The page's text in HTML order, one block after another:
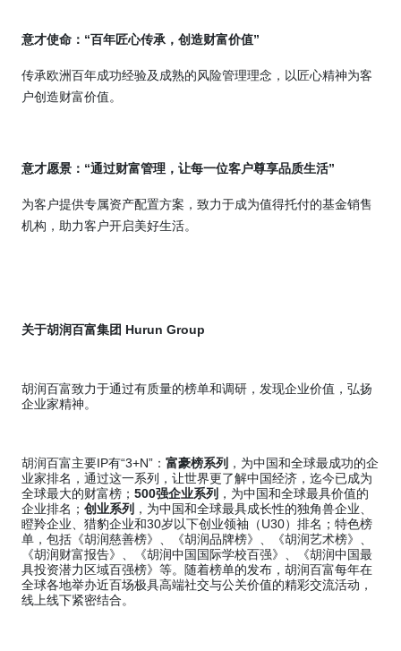
意才使命： “百年匠心传承，创造财富价值”
传承欧洲百年成功经验及成熟的风险管理理念，以匠心精神为客
户创造财富价值。
意才愿景： “通过财富管理，让每一位客户尊享品质生活”
为客户提供专属资产配置方案，致力于成为值得托付的基金销售
机构，助力客户开启美好生活。
关于胡润百富集团 Hurun Group
胡润百富致力于通过有质量的榜单和调研，发现企业价值，弘扬
企业家精神。
胡润百富主要IP有“3+N” ： 富豪榜系列 ，为中国和全球最成功的企
业家排名，通过这一系列，让世界更了解中国经济，迄今已成为
全球最大的财富榜； 500强企业系列 ，为中国和全球最具价值的
企业排名； 创业系列 ，为中国和全球最具成长性的独角兽企业、
瞪羚企业、猎豹企业和30岁以下创业领袖（U30）排名；特色榜
单，包括《胡润慈善榜》、《胡润品牌榜》、《胡润艺术榜》、
《胡润财富报告》、《胡润中国国际学校百强》、《胡润中国最
具投资潜力区域百强榜》等。随着榜单的发布，胡润百富每年在
全球各地举办近百场极具高端社交与公关价值的精彩交流活动，
线上线下紧密结合。